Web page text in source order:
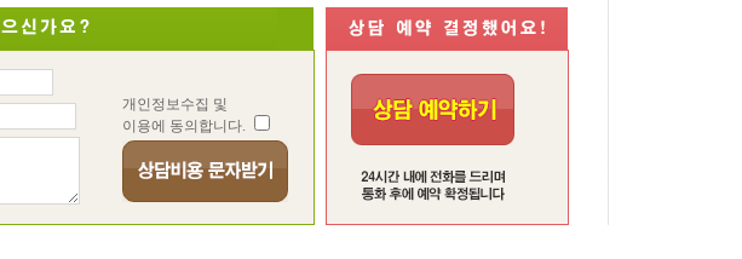
개인정보수집 및
이용에 동의합니다.